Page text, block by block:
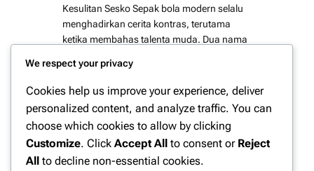
Kesulitan Sesko Sepak bola modern selalu
menghadirkan cerita kontras, terutama
ketika membahas talenta muda. Dua nama
musim terakhir adalah Rasmus Hojlund dan
Benjamin Sesko. Keduanya sama-sama
striker muda Eropa dengan profil fisik
mumpuni, insting gol tinggi, serta
ekspektasi…
We respect your privacy
Cookies help us improve your experience, deliver
personalized content, and analyze traffic. You can
choose which cookies to allow by clicking
Customize. Click Accept All to consent or Reject
All to decline non-essential cookies.